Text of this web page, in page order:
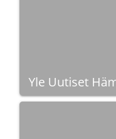
Yle Uutiset